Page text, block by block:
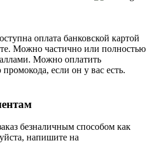
оплата банковской картой
Можно частично или полностью
Можно оплатить
если он у вас есть.
безналичным способом как
напишите на